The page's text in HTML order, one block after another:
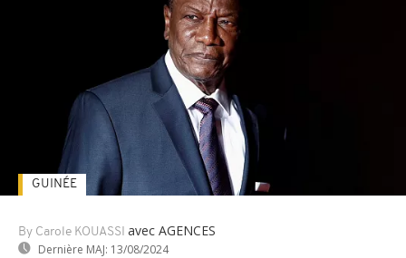
By Carole KOUASSI avec AGENCES
Dernière MAJ: 13/08/2024
GUINÉE